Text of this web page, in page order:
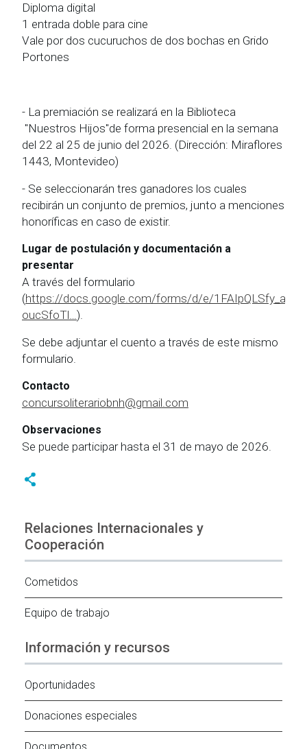
Diploma digital
1 entrada doble para cine
Vale por dos cucuruchos de dos bochas en Grido
Portones
- La premiación se realizará en la Biblioteca
"Nuestros Hijos"de forma presencial en la semana
del 22 al 25 de junio del 2026. (Dirección: Miraflores
1443, Montevideo)
- Se seleccionarán tres ganadores los cuales
recibirán un conjunto de premios, junto a menciones
honoríficas en caso de existir.
Lugar de postulación y documentación a
presentar
A través del formulario
(https://docs.google.com/forms/d/e/
oucSfoTl…).
Se debe adjuntar el cuento a través de este mismo
formulario.
Contacto
concursoliterariobnh@gmail.com
Observaciones
Se puede participar hasta el 31 de mayo de 2026.
Relaciones Internacionales y
Cooperación
Cometidos
Equipo de trabajo
Información y recursos
Oportunidades
Donaciones especiales